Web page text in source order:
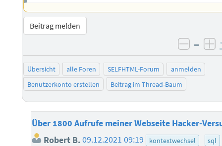
Beitrag melden
–
Übersicht alle Foren SELFHTML-Forum
anmelden
Benutzerkonto erstellen
Beitrag im Thread-Baum
Über 1800 Aufrufe meiner Webseite Hacker-
Robert B.09.12.2021 09:19 kontextwechsel
sql